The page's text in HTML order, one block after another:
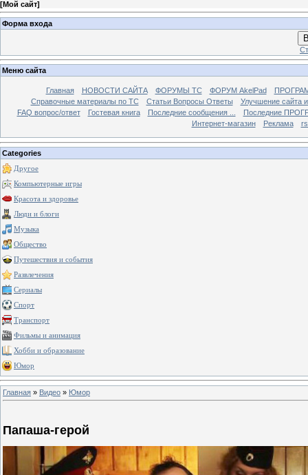
[Мой сайт]
Форма входа
Меню сайта
Главная НОВОСТИ САЙТА ФОРУМЫ TC ФОРУМ AkelPad
Справочные материалы по TС
Статьи Вопросы Ответы
Улучшение сайта
FAQ вопрос/ответ
Гостевая книга Последние сообщения ...
Последние
Интернет-магазин
Реклама
Categories
Другое
Компьютерные игры
Красота и здоровье
Люди и блоги
Музыка
Общество
Путешествия и события
Развлечения
Сериалы
Спорт
Транспорт
Фильмы и анимация
Хобби и образование
Юмор
Главная » Видео » Юмор
Папаша-герой